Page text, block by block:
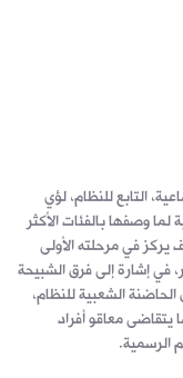
التابع للنظام، لؤي
وصفها بالفئات الأكثر
في مرحلته الأولى
في إشارة إلى فرق الشبيحة
الشعبية للنظام،
يتقاضى معاقو أفراد
الرسمية.